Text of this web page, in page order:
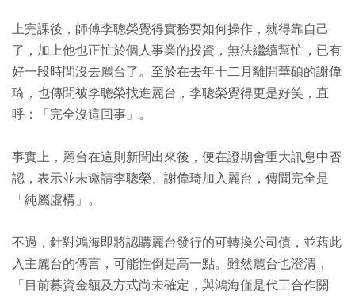
上完課後，師傅李聰榮覺得實務要如何操作，就得靠自己
了，加上他也正忙於個人事業的投資，無法繼續幫忙，已有
好一段時間沒去麗台了。至於在去年十二月離開華碩的謝偉
琦，也傳聞被李聰榮找進麗台，李聰榮覺得更是好笑，直
呼：「完全沒這回事」。
事實上，麗台在這則新聞出來後，便在證期會重大訊息中否
認，表示並未邀請李聰榮、謝偉琦加入麗台，傳聞完全是
「純屬虛構」。
不過，針對鴻海即將認購麗台發行的可轉換公司債，並藉此
入主麗台的傳言，可能性倒是高一點。雖然麗台也澄清，
「目前募資金額及方式尚未確定，與鴻海僅是代工合作關